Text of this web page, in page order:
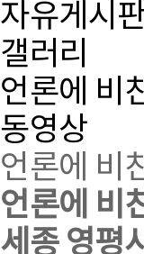
자유게시
갤러리
언론에 비
동영상
언론에 비
언론에 비
세종 영평